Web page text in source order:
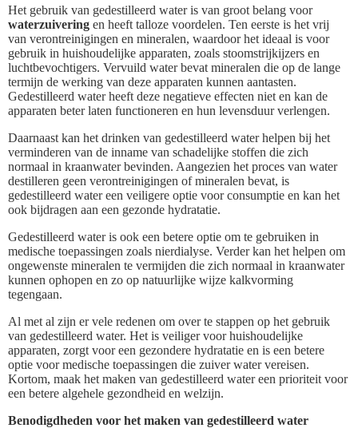
Het gebruik van gedestilleerd water is van groot belang voor
waterzuivering en heeft talloze voordelen. Ten eerste is het vrij
van verontreinigingen en mineralen, waardoor het ideaal is voor
gebruik in huishoudelijke apparaten, zoals stoomstrijkijzers en
luchtbevochtigers. Vervuild water bevat mineralen die op de lange
termijn de werking van deze apparaten kunnen aantasten.
Gedestilleerd water heeft deze negatieve effecten niet en kan de
apparaten beter laten functioneren en hun levensduur verlengen.
Daarnaast kan het drinken van gedestilleerd water helpen bij het
verminderen van de inname van schadelijke stoffen die zich
normaal in kraanwater bevinden. Aangezien het proces van water
destilleren geen verontreinigingen of mineralen bevat, is
gedestilleerd water een veiligere optie voor consumptie en kan het
ook bijdragen aan een gezonde hydratatie.
Gedestilleerd water is ook een betere optie om te gebruiken in
medische toepassingen zoals nierdialyse. Verder kan het helpen om
ongewenste mineralen te vermijden die zich normaal in kraanwater
kunnen ophopen en zo op natuurlijke wijze kalkvorming
tegengaan.
Al met al zijn er vele redenen om over te stappen op het gebruik
van gedestilleerd water. Het is veiliger voor huishoudelijke
apparaten, zorgt voor een gezondere hydratatie en is een betere
optie voor medische toepassingen die zuiver water vereisen.
Kortom, maak het maken van gedestilleerd water een prioriteit voor
een betere algehele gezondheid en welzijn.
Benodigdheden voor het maken van gedestilleerd water